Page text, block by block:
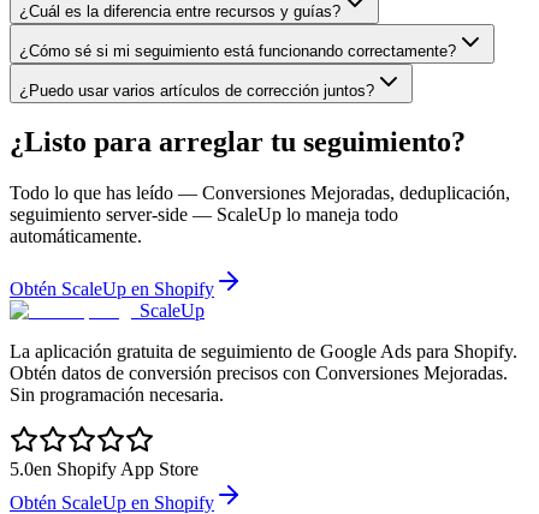
¿Cuál es la diferencia entre recursos y guías?
¿Cómo sé si mi seguimiento está funcionando correctamente?
¿Puedo usar varios artículos de corrección juntos?
¿Listo para arreglar tu seguimiento?
Todo lo que has leído — Conversiones Mejoradas, deduplicación,
seguimiento server-side — ScaleUp lo maneja todo
automáticamente.
Obtén ScaleUp en Shopify
ScaleUp
La aplicación gratuita de seguimiento de Google Ads para Shopify.
Obtén datos de conversión precisos con Conversiones Mejoradas.
Sin programación necesaria.
5.0en Shopify App Store
Obtén ScaleUp en Shopify